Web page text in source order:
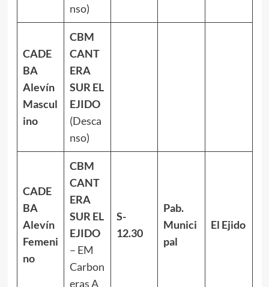
nso)
CADE
BA
Alevín
Mascul
ino
CBM
CANT
ERA
SUR EL
EJIDO
(Desca
nso)
CADE
BA
Alevín
Femeni
no
CBM
CANT
ERA
SUR EL
EJIDO
– EM
Carbon
eras A
S-
12.30
Pab.
Munici
pal
El Ejido